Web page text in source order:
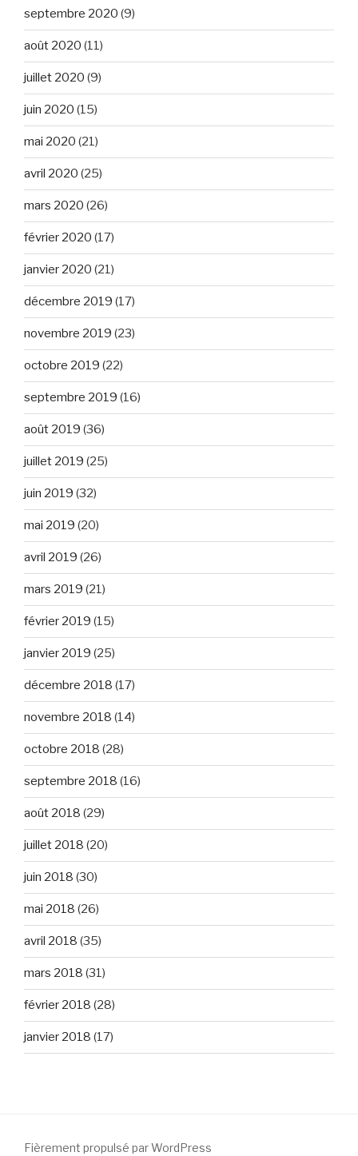
septembre 2020 (9)
août 2020 (11)
juillet 2020 (9)
juin 2020 (15)
mai 2020 (21)
avril 2020 (25)
mars 2020 (26)
février 2020 (17)
janvier 2020 (21)
décembre 2019 (17)
novembre 2019 (23)
octobre 2019 (22)
septembre 2019 (16)
août 2019 (36)
juillet 2019 (25)
juin 2019 (32)
mai 2019 (20)
avril 2019 (26)
mars 2019 (21)
février 2019 (15)
janvier 2019 (25)
décembre 2018 (17)
novembre 2018 (14)
octobre 2018 (28)
septembre 2018 (16)
août 2018 (29)
juillet 2018 (20)
juin 2018 (30)
mai 2018 (26)
avril 2018 (35)
mars 2018 (31)
février 2018 (28)
janvier 2018 (17)
Fièrement propulsé par WordPress